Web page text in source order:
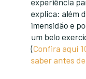
explica: além
imensidão e
um belo
(Confira aqui
saber antes